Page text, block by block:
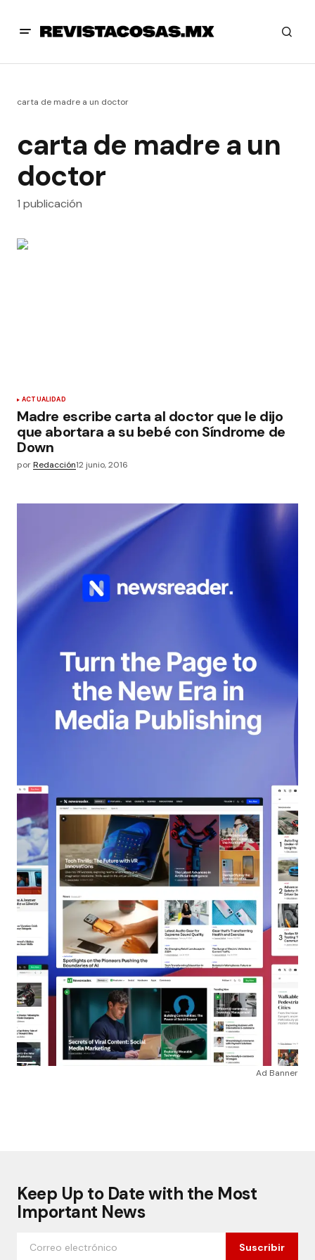
carta de madre a un doctor
carta de madre a un
doctor
1 publicación
ACTUALIDAD
Madre escribe carta al doctor que le dijo
que abortara a su bebé con Síndrome de
Down
porRedacción12 junio, 2016
Ad Banner
Keep Up to Date with the Most
Important News
Suscribir